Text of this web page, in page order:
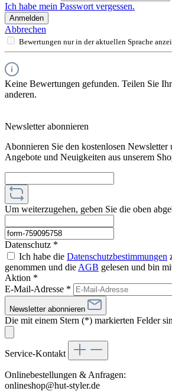
Ich habe mein Passwort vergessen.
Anmelden
Abbrechen
Bewertungen nur in der aktuellen Sprache
Keine Bewertungen gefunden. Teilen Sie
anderen.
Newsletter abonnieren
Abonnieren Sie den kostenlosen Newsletter
Angebote und Neuigkeiten aus unserem
Um weiterzugehen, geben Sie die oben
Datenschutz *
Ich habe die Datenschutzbestimmungen
genommen und die AGB gelesen und bin
Aktion *
E-Mail-Adresse *
Newsletter abonnieren
Die mit einem Stern (*) markierten Felder
Service-Kontakt
Onlinebestellungen & Anfragen:
onlineshop@hut-styler.de